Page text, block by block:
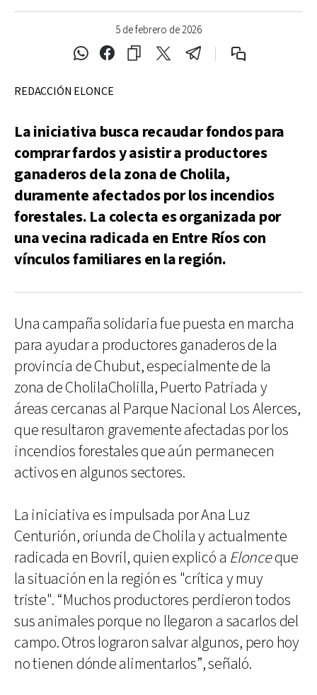
5 de febrero de 2026
REDACCIÓN ELONCE
La iniciativa busca recaudar fondos para
comprar fardos y asistir a productores
ganaderos de la zona de Cholila,
duramente afectados por los incendios
forestales. La colecta es organizada por
una vecina radicada en Entre Ríos con
vínculos familiares en la región.
Una campaña solidaria fue puesta en marcha
para ayudar a productores ganaderos de la
provincia de Chubut, especialmente de la
zona de CholilaCholilla, Puerto Patriada y
áreas cercanas al Parque Nacional Los Alerces,
que resultaron gravemente afectadas por los
incendios forestales que aún permanecen
activos en algunos sectores.
La iniciativa es impulsada por Ana Luz
Centurión, oriunda de Cholila y actualmente
radicada en Bovril, quien explicó a Elonceque
la situación en la región es "crítica y muy
triste". “Muchos productores perdieron todos
sus animales porque no llegaron a sacarlos del
campo. Otros lograron salvar algunos, pero hoy
no tienen dónde alimentarlos”, señaló.